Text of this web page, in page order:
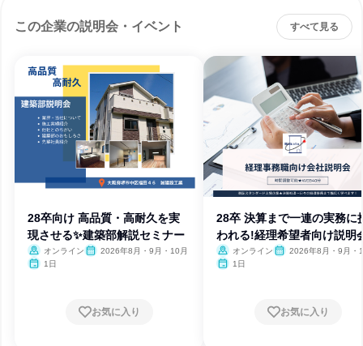
この企業の説明会・イベント すべて見る
28卒向け 高品質・高耐久を実
現させる✨建築部解説セミナー
オンライン
2026年8月・9月・10月
1日
お気に入り
28卒 決算まで一連の実務に
われる!経理希望者向け説明
オンライン
2026年8月・9月・
1日
お気に入り